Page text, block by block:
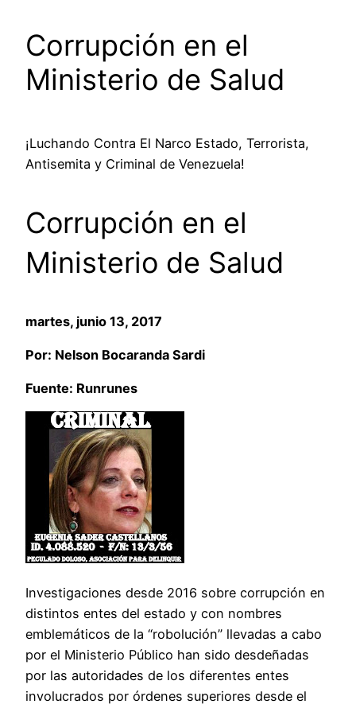
Corrupción en el
Ministerio de Salud
¡Luchando Contra El Narco Estado, Terrorista,
Antisemita y Criminal de Venezuela!
Corrupción en el
Ministerio de Salud
martes, junio 13, 2017
Por: Nelson Bocaranda Sardi
Fuente: Runrunes
Investigaciones desde 2016 sobre corrupción en
distintos entes del estado y con nombres
emblemáticos de la “robolución” llevadas a cabo
por el Ministerio Público han sido desdeñadas
por las autoridades de los diferentes entes
involucrados por órdenes superiores desde el